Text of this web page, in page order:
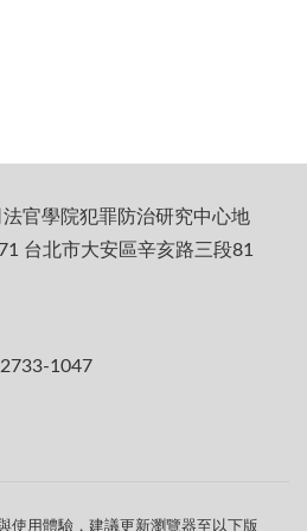
官學院犯罪防治研究中心地
台北市大安區辛亥路三段81
1047
使用體驗，建議更新瀏覽器至以下版